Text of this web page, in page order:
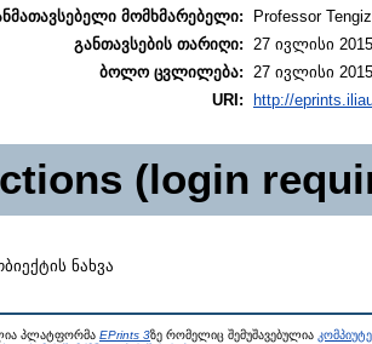
მომხმარებელი:
Professor
განთავსების თარიღი:
27 ივლისი
ბოლო ცვლილება:
27 ივლისი
URI:
http://
(login
ნახვა
პლატფორმა EPrints 3ზე რომელიც შემუშავებულია